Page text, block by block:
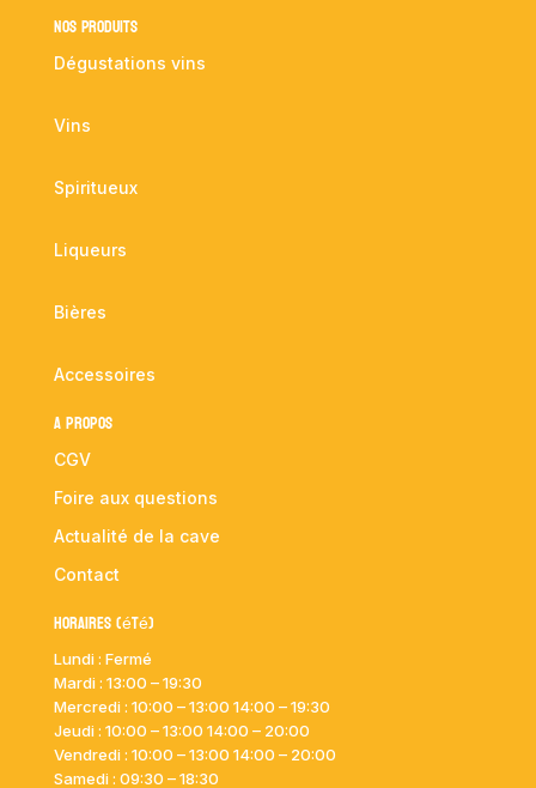
NOS PRODUITS
Dégustations vins
Vins
Spiritueux
Liqueurs
Bières
Accessoires
A propos
CGV
Foire aux questions
Actualité de la cave
Contact
Horaires (été)
Lundi : Fermé
Mardi : 13:00 – 19:30
Mercredi : 10:00 – 13:00 14:00 – 19:30
Jeudi : 10:00 – 13:00 14:00 – 20:00
Vendredi : 10:00 – 13:00 14:00 – 20:00
Samedi : 09:30 – 18:30